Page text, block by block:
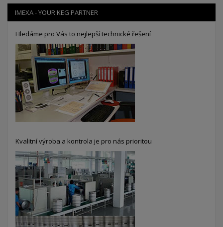
IMEXA - YOUR KEG PARTNER
Hledáme pro Vás to nejlepší technické řešení
Kvalitní výroba a kontrola je pro nás prioritou